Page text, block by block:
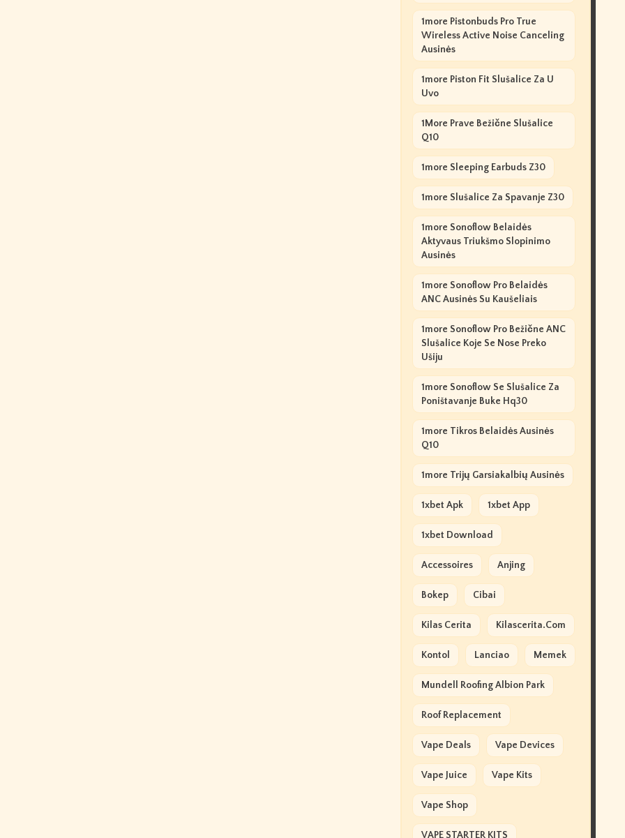
1more Pistonbuds Pro True
Wireless Active Noise Canceling
Ausinės
1more Piston Fit Slušalice Za U
Uvo
1More Prave Bežične Slušalice
Q10
1more Sleeping Earbuds Z30
1more Slušalice Za Spavanje Z30
1more Sonoflow Belaidės
Aktyvaus Triukšmo Slopinimo
Ausinės
1more Sonoflow Pro Belaidės
ANC Ausinės Su Kaušeliais
1more Sonoflow Pro Bežične ANC
Slušalice Koje Se Nose Preko
Ušiju
1more Sonoflow Se Slušalice Za
Poništavanje Buke Hq30
1more Tikros Belaidės Ausinės
Q10
1more Trijų Garsiakalbių Ausinės
1xbet Apk 1xbet App
1xbet Download
Accessoires Anjing
Bokep Cibai
Kilas Cerita Kilascerita.com
Kontol Lanciao Memek
Mundell Roofing Albion Park
Roof Replacement
Vape Deals Vape Devices
Vape Juice Vape Kits
Vape Shop
VAPE STARTER KITS